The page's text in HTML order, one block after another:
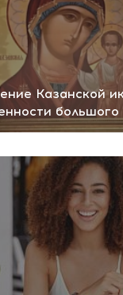
Казанской
большого